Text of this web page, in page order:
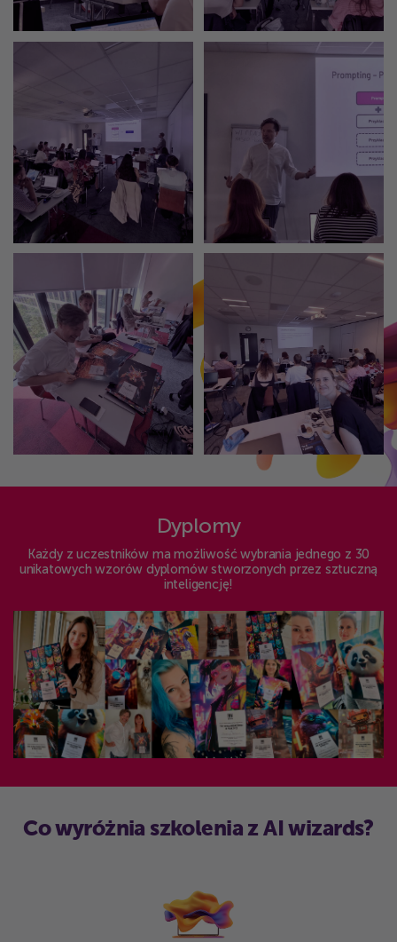
Dyplomy
Każdy z uczestników ma możliwość wybrania jednego z 30
unikatowych wzorów dyplomów stworzonych przez sztuczną
inteligencję!
Co wyróżnia szkolenia z AI wizards?